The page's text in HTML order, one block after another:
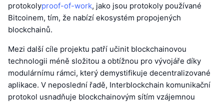
protokolyproof-of-work, jako jsou protokoly používané
Bitcoinem, tím, že nabízí ekosystém propojených
blockchainů.
Mezi další cíle projektu patří učinit blockchainovou
technologii méně složitou a obtížnou pro vývojáře díky
modulárnímu rámci, který demystifikuje decentralizované
aplikace. V neposlední řadě, Interblockchain komunikační
protokol usnadňuje blockchainovým sítím vzájemnou